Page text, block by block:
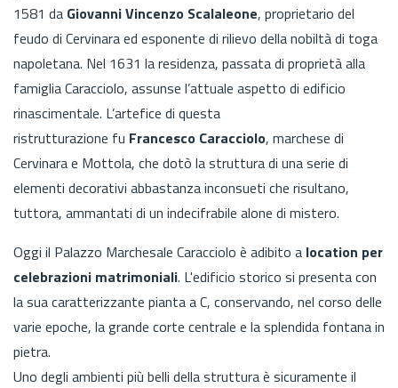
1581 da Giovanni Vincenzo Scalaleone, proprietario del
feudo di Cervinara ed esponente di rilievo della nobiltà di toga
napoletana. Nel 1631 la residenza, passata di proprietà alla
famiglia Caracciolo, assunse l’attuale aspetto di edificio
rinascimentale. L’artefice di questa
ristrutturazione fu Francesco Caracciolo, marchese di
Cervinara e Mottola, che dotò la struttura di una serie di
elementi decorativi abbastanza inconsueti che risultano,
tuttora, ammantati di un indecifrabile alone di mistero.
Oggi il Palazzo Marchesale Caracciolo è adibito a location per
celebrazioni matrimoniali. L'edificio storico si presenta con
la sua caratterizzante pianta a C, conservando, nel corso delle
varie epoche, la grande corte centrale e la splendida fontana in
pietra.
Uno degli ambienti più belli della struttura è sicuramente il